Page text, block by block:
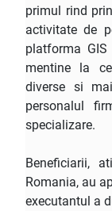
primul rind prin
activitate de
platforma
mentine la
diverse si
personalul
specializare.
Beneficiarii,
Romania, au
executantul a